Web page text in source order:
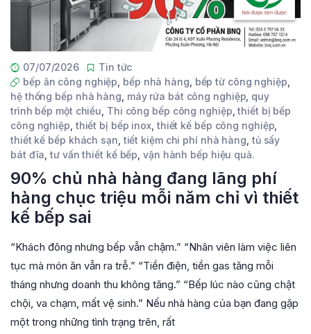
07/07/2026
Tin tức
bếp ăn công nghiệp bếp nhà hàng bếp từ công nghiệp
hệ thống bếp nhà hàng máy rửa bát công nghiệp quy
trình bếp một chiều Thi công bếp công nghiệp ,thiết bị bếp
công nghiệp thiết bị bếp inox thiết kế bếp công nghiệp
thiết kế bếp khách sạn tiết kiệm chi phí nhà hàng tủ sấy
bát đĩa ,tư vấn thiết kế bếp ,vận hành bếp hiệu quả.
90% chủ nhà hàng đang lãng phí
hàng chục triệu mỗi năm chỉ vì thiết
kế bếp sai
“Khách đông nhưng bếp vẫn chậm.” “Nhân viên làm việc liên
tục mà món ăn vẫn ra trễ.” “Tiền điện, tiền gas tăng mỗi
tháng nhưng doanh thu không tăng.” “Bếp lúc nào cũng chật
chội, va chạm, mất vệ sinh.” Nếu nhà hàng của bạn đang gặp
một trong những tình trạng trên, rất